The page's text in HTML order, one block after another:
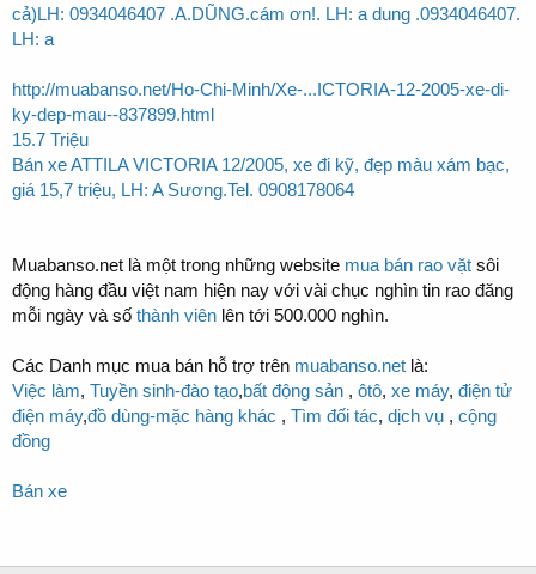
cả)LH: 0934046407 .A.DŨNG.cám ơn!. LH: a dung .0934046407.
LH: a
http://muabanso.net/Ho-Chi-Minh/Xe-...ICTORIA-12-2005-xe-di-
ky-dep-mau--837899.html
15.7 Triệu
Bán xe ATTILA VICTORIA 12/2005, xe đi kỹ, đẹp màu xám bạc,
giá 15,7 triệu, LH: A Sương.Tel. 0908178064
Muabanso.net là một trong những website mua bán rao vặt sôi
động hàng đầu việt nam hiện nay với vài chục nghìn tin rao đăng
mỗi ngày và số thành viên lên tới 500.000 nghìn.
Các Danh mục mua bán hỗ trợ trên muabanso.net là:
Việc làm, Tuyền sinh-đào tạo,bất động sản , ôtô, xe máy, điện tử
điện máy,đồ dùng-mặc hàng khác , Tìm đối tác, dịch vụ , cộng
đồng
Bán xe